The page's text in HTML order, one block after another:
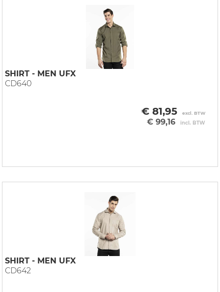
SHIRT - MEN UFX
CD640
€ 81,95 excl. BTW
€ 99,16 incl. BTW
SHIRT - MEN UFX
CD642